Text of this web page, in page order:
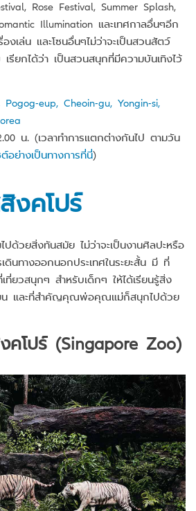
Rose Festival, Summer Splash,
Illumination และเทศกาลอื่นๆอีก
งเล่น และโซนอื่นๆไม่ว่าจะเป็นสวนสัตว์
รียกได้ว่า เป็นสวนสนุกที่มีความบันเทิงไว้
eup, Cheoin-gu, Yongin-si,
น. (เวลาทำการแตกต่างกันไป ตามวัน
ต์อย่างเป็นทางการที่นี่)
งคโปร์
ไปด้วยสิ่งทันสมัย ไม่ว่าจะเป็นงานศิลปะหรือ
ดินทางออกนอกประเทศในระยะสั้น มี ที่
ที่ยวสนุกๆ สำหรับเด็กๆ ให้ได้เรียนรู้สิ่ง
ยน และที่สำคัญคุณพ่อคุณแม่ก็สนุกไปด้วย
คโปร์ (Singapore Zoo)